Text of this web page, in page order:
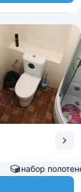
набор